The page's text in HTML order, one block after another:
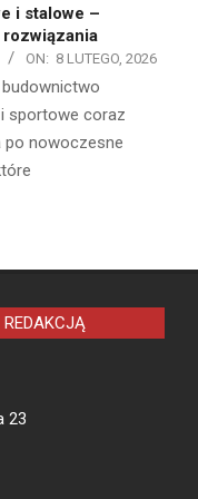
i stalowe –
ON: 8 LUTEGO, 2026
sportowe coraz
po nowoczesne
23